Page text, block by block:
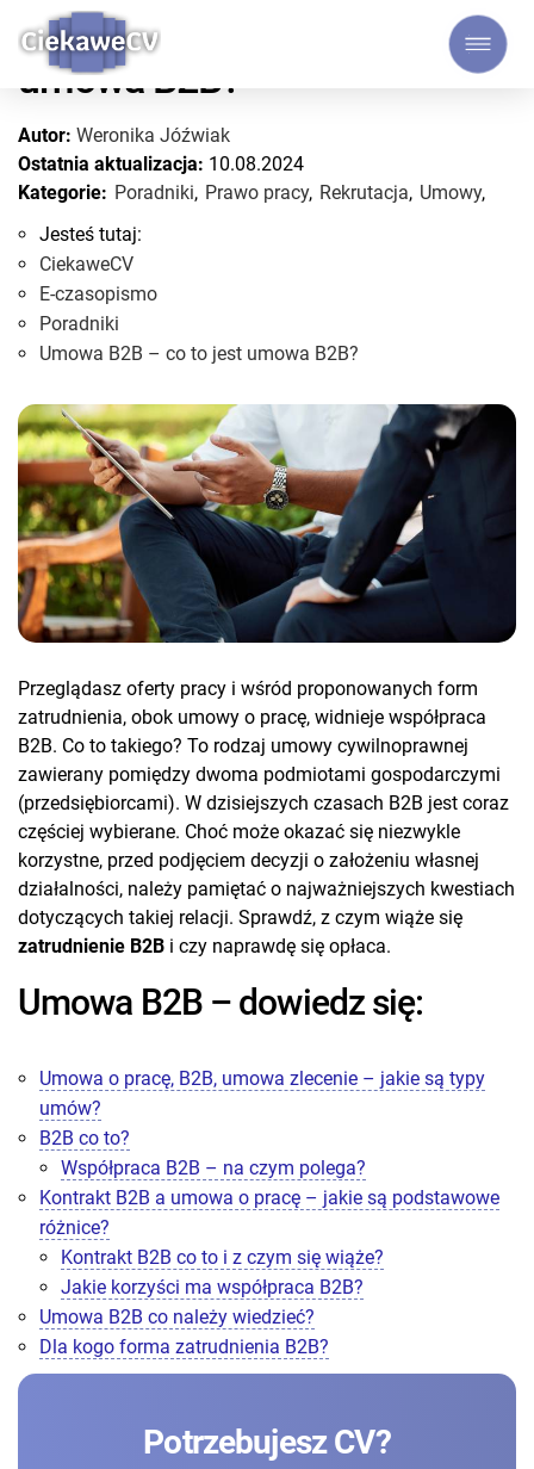
Umowa B2B – co to jest
umowa B2B?
Autor: Weronika Jóźwiak
Ostatnia aktualizacja: 10.08.2024
Kategorie: Poradniki, Prawo pracy, Rekrutacja, Umowy,
Jesteś tutaj:
CiekaweCV
E-czasopismo
Poradniki
Umowa B2B – co to jest umowa B2B?
Przeglądasz oferty pracy i wśród proponowanych form
zatrudnienia, obok umowy o pracę, widnieje współpraca
B2B. Co to takiego? To rodzaj umowy cywilnoprawnej
zawierany pomiędzy dwoma podmiotami gospodarczymi
(przedsiębiorcami). W dzisiejszych czasach B2B jest coraz
częściej wybierane. Choć może okazać się niezwykle
korzystne, przed podjęciem decyzji o założeniu własnej
działalności, należy pamiętać o najważniejszych kwestiach
dotyczących takiej relacji. Sprawdź, z czym wiąże się
zatrudnienie B2B i czy naprawdę się opłaca.
Umowa B2B – dowiedz się:
Umowa o pracę, B2B, umowa zlecenie – jakie są typy
umów?
B2B co to?
Współpraca B2B – na czym polega?
Kontrakt B2B a umowa o pracę – jakie są podstawowe
różnice?
Kontrakt B2B co to i z czym się wiąże?
Jakie korzyści ma współpraca B2B?
Umowa B2B co należy wiedzieć?
Dla kogo forma zatrudnienia B2B?
Potrzebujesz CV?